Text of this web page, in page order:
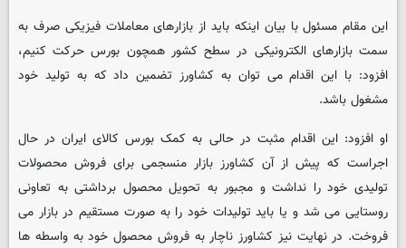
این مقام مسئول با بیان اینکه باید از بازارهای معاملات فیزیکی صرف به
سمت بازارهای الکترونیکی در سطح کشور همچون بورس حرکت کنیم،
افزود: با این اقدام می توان به کشاورز تضمین داد که به تولید خود
مشغول باشد.
او افزود: این اقدام مثبت در حالی به کمک بورس کالای ایران در حال
اجراست که پیش از آن کشاورز بازار منسجمی برای فروش محصولات
تولیدی خود را نداشت و مجبور به تحویل محصول برداشتی به تعاونی
روستایی می شد و یا باید تولیدات خود را به صورت مستقیم در بازار می
فروخت. در نهایت نیز کشاورز ناچار به فروش محصول خود به واسطه ها